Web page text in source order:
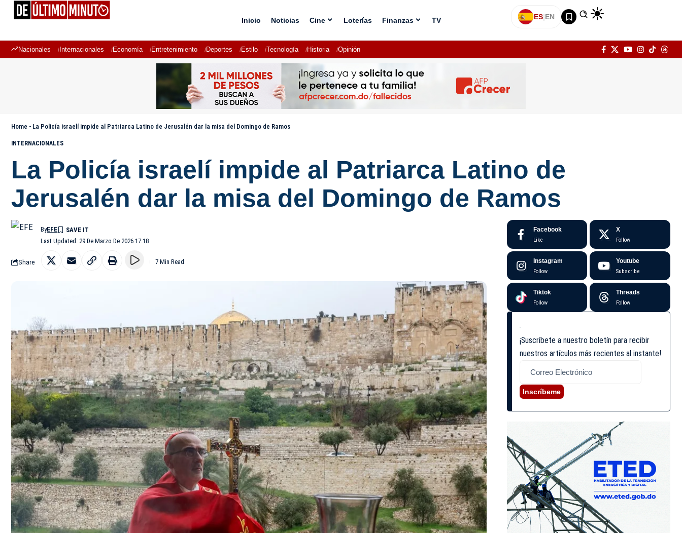
Inicio Noticias Cine Loterías Finanzas TV ES|EN
Nacionales Internacionales Economía Entretenimiento Deportes Estilo Tecnología Historia Opinión
Home - La Policía israelí impide al Patriarca Latino de Jerusalén dar la misa del Domingo de Ramos
INTERNACIONALES
La Policía israelí impide al Patriarca Latino de
Jerusalén dar la misa del Domingo de Ramos
Last Updated: 29 De Marzo De 2026 17:18
ByEFE
Share 7 Min Read
Facebook
Like
X
Follow
Instagram
Follow
Youtube
Subscribe
Tiktok
Follow
Threads
Follow
¡Suscríbete a nuestro boletín para recibir
nuestros artículos más recientes al instante!
Inscríbeme